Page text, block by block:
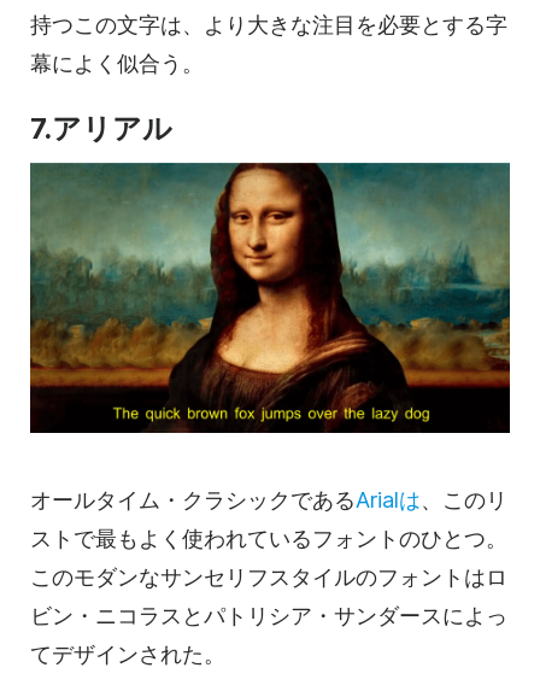
持つこの文字は、より大きな注目を必要とする字
幕によく似合う。
7.アリアル
オールタイム・クラシックであるArialは、このリ
ストで最もよく使われているフォントのひとつ。
このモダンなサンセリフスタイルのフォントはロ
ビン・ニコラスとパトリシア・サンダースによっ
てデザインされた。